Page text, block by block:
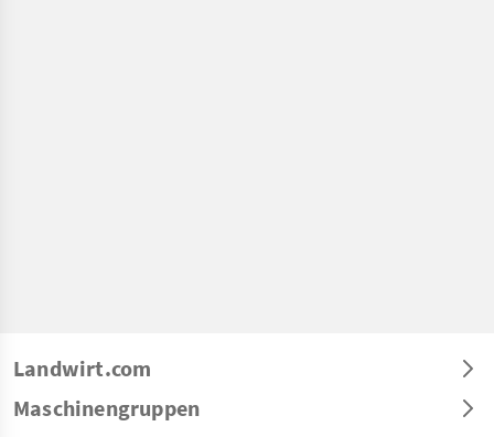
Landwirt.com
Maschinengruppen